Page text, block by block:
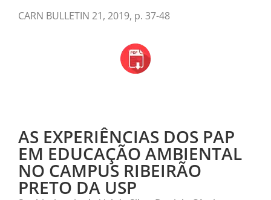
CARN BULLETIN 21, 2019, p. 37-48
AS EXPERIÊNCIAS DOS PAP
EM EDUCAÇÃO AMBIENTAL
NO CAMPUS RIBEIRÃO
PRETO DA USP